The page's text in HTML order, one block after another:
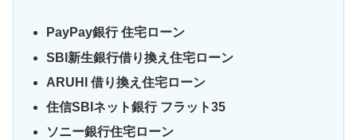
PayPay銀行 住宅ローン
SBI新生銀行借り換え住宅ローン
ARUHI 借り換え住宅ローン
住信SBIネット銀行 フラット35
ソニー銀行住宅ローン